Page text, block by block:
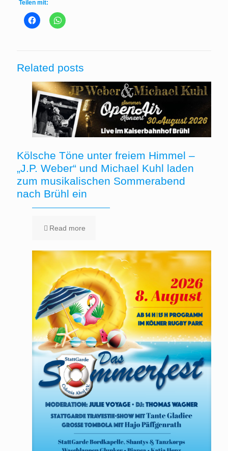
Teilen mit:
Related posts
Kölsche Töne unter freiem Himmel –
„J.P. Weber“ und Michael Kuhl laden
zum musikalischen Sommerabend
nach Brühl ein
Read more